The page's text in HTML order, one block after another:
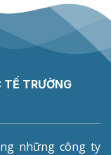
TẾ TRƯỜNG
những công ty